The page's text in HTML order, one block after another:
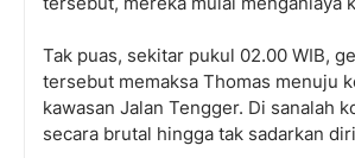
Tak puas, sekitar pukul 02.00 WIB,
tersebut memaksa Thomas menuju
kawasan Jalan Tengger. Di sanalah
secara brutal hingga tak sadarkan